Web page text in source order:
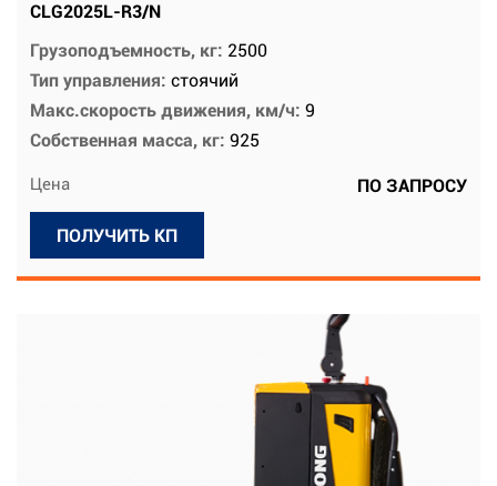
CLG2025L-R3/N
Грузоподъемность, кг: 2500
Тип управления: стоячий
Макс.скорость движения, км/ч: 9
Собственная масса, кг: 925
Цена ПО ЗАПРОСУ
ПОЛУЧИТЬ КП